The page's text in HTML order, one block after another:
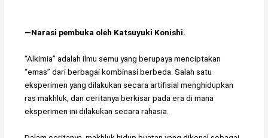
―Narasi pembuka oleh Katsuyuki Konishi.
“Alkimia” adalah ilmu semu yang berupaya menciptakan
“emas” dari berbagai kombinasi berbeda. Salah satu
eksperimen yang dilakukan secara artifisial menghidupkan
ras makhluk, dan ceritanya berkisar pada era di mana
eksperimen ini dilakukan secara rahasia.